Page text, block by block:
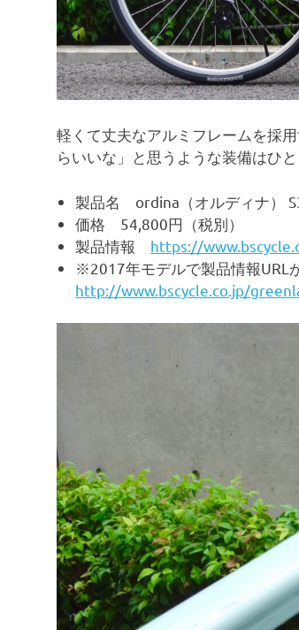
軽くて丈夫なアルミフレームを採
らいいな」と思うような装備はひ
製品名 ordina（オルディナ）
価格 54,800円（税別）
製品情報 https://
※2017年モデルで製品情報URL
http://www.bscycle.co.jp/